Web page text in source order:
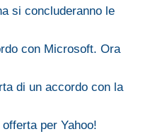
si concluderanno le
con Microsoft. Ora
di un accordo con la
per Yahoo!